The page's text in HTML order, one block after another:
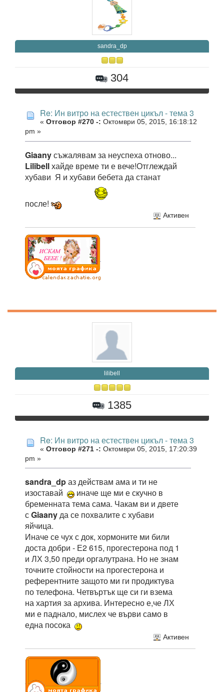
sandra_dp
304
Re: Ин витро на естествен цикъл - тема 3
« Отговор #270 -: Октомври 05, 2015, 16:18:12
pm »
Giaanyсъжалявам за неуспеха отново...
Lilibellхайде време ти е вече!Отглеждай
хубави Я и хубави бебета да станат
после!
Активен
lilibell
1385
Re: Ин витро на естествен цикъл - тема 3
« Отговор #271 -: Октомври 05, 2015, 17:20:39
pm »
sandra_dpаз действам ама и ти не
изоставай
иначе ще ми е скучно в
бременната тема сама. Чакам ви и двете
сGiaanyда се похвалите с хубави
яйчица.
Иначе се чух с док, хормоните ми били
доста добри - Е2 615, прогестерона под 1
и ЛХ 3,50 преди оргалутрана. Но не знам
точните стойности на прогестерона и
референтните защото ми ги продиктува
по телефона. Четвъртък ще си ги взема
на хартия за архива. Интересно е,че ЛХ
ми е паднало, мислех че върви само в
една посока
Активен